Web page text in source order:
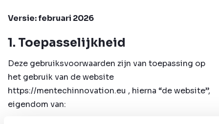
Versie: februari 2026
1. Toepasselijkheid
Deze gebruiksvoorwaarden zijn van toepassing op
het gebruik van de website
https://mentechinnovation.eu , hierna “de website”,
eigendom van: